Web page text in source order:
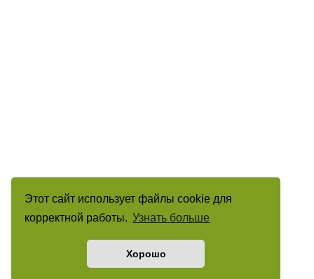
Этот сайт использует файлы cookie для
корректной работы. Узнать больше
Хорошо